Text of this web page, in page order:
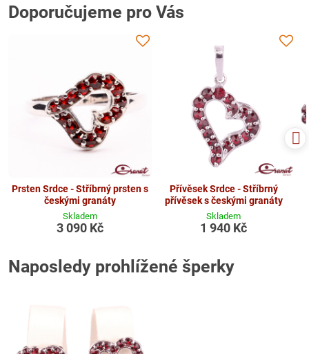
Doporučujeme pro Vás
Prsten Srdce - Stříbrný prsten s
českými granáty
Skladem
3 090 Kč
Přívěsek Srdce - Stříbrný
přívěsek s českými granáty
Skladem
1 940 Kč
Naposledy prohlížené šperky